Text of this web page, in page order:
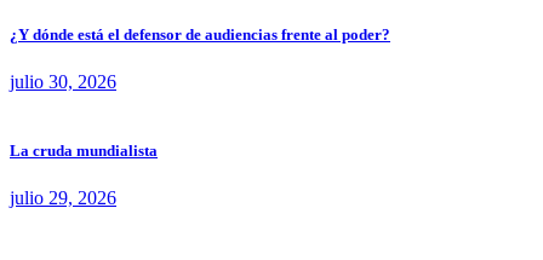
¿Y dónde está el defensor de audiencias frente al poder?
julio 30, 2026
La cruda mundialista
julio 29, 2026